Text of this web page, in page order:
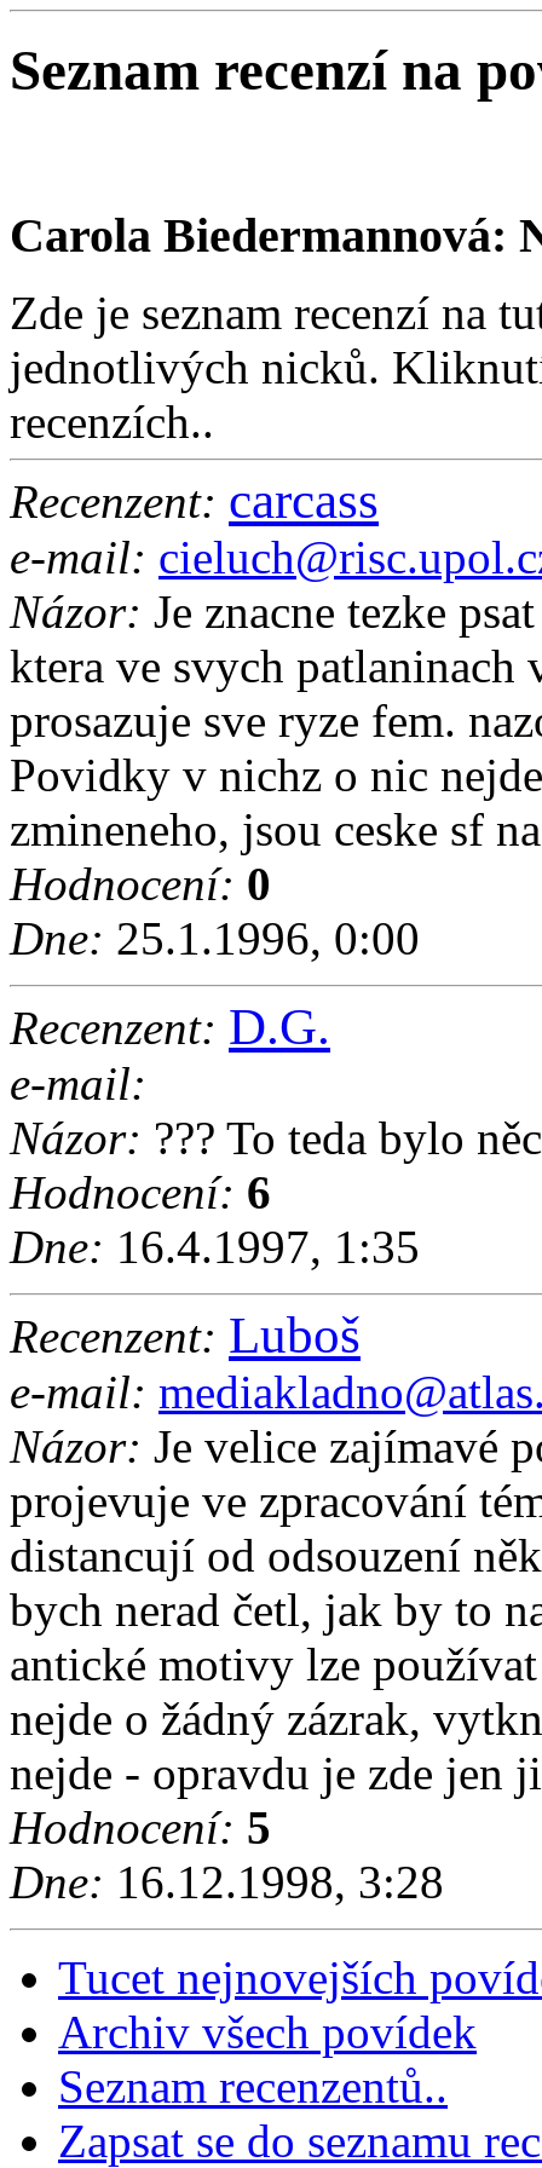
Seznam recenzí na
Carola Biedermannová:
Zde je seznam recenzí na
jednotlivých nicků.
recenzích..
Recenzent: carcass
e-mail:
Názor: Je znacne tezke
ktera ve svych
prosazuje sve ryze fem.
Povidky v nichz o nic
zmineneho, jsou ceske sf
Hodnocení: 0
Dne: 25.1.1996, 0:00
Recenzent: D.G.
e-mail:
Názor: ??? To teda bylo
Hodnocení: 6
Dne: 16.4.1997, 1:35
Recenzent: Luboš
e-mail:
Názor: Je velice zajímavé
projevuje ve zpracování
distancují od odsouzení
bych nerad četl, jak by to
antické motivy lze
nejde o žádný zázrak,
nejde - opravdu je zde jen
Hodnocení: 5
Dne: 16.12.1998, 3:28
Tucet nejnovejších
Archiv všech povídek
Seznam recenzentů..
Zapsat se do seznamu